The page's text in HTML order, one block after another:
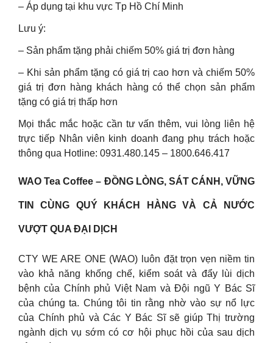
– Áp dụng tại khu vực Tp Hồ Chí Minh
Lưu ý:
– Sản phẩm tặng phải chiếm 50% giá trị đơn hàng
– Khi sản phẩm tặng có giá trị cao hơn và chiếm 50%
giá trị đơn hàng khách hàng có thể chọn sản phẩm
tặng có giá trị thấp hơn
Mọi thắc mắc hoặc cần tư vấn thêm, vui lòng liên hệ
trực tiếp Nhân viên kinh doanh đang phụ trách hoặc
thông qua Hotline: 0931.480.145 – 1800.646.417
WAO Tea Coffee – ĐỒNG LÒNG, SÁT CÁNH, VỮNG
TIN CÙNG QUÝ KHÁCH HÀNG VÀ CẢ NƯỚC
VƯỢT QUA ĐẠI DỊCH
CTY WE ARE ONE (WAO) luôn đặt trọn vẹn niềm tin
vào khả năng khống chế, kiểm soát và đẩy lùi dịch
bệnh của Chính phủ Việt Nam và Đội ngũ Y Bác Sĩ
của chúng ta. Chúng tôi tin rằng nhờ vào sự nổ lực
của Chính phủ và Các Y Bác Sĩ sẽ giúp Thị trường
ngành dịch vụ sớm có cơ hội phục hồi của sau dịch